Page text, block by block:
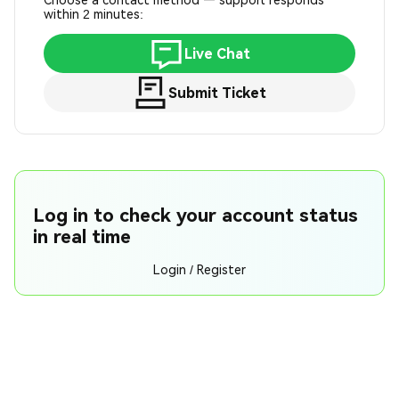
within 2 minutes:
Live Chat
Submit Ticket
Log in to check your account status
in real time
Login / Register